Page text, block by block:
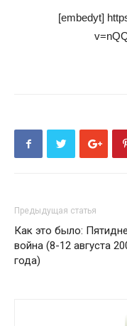
[embedyt]
Предыдущая статья
Как это было:
война (8-12 августа
года)